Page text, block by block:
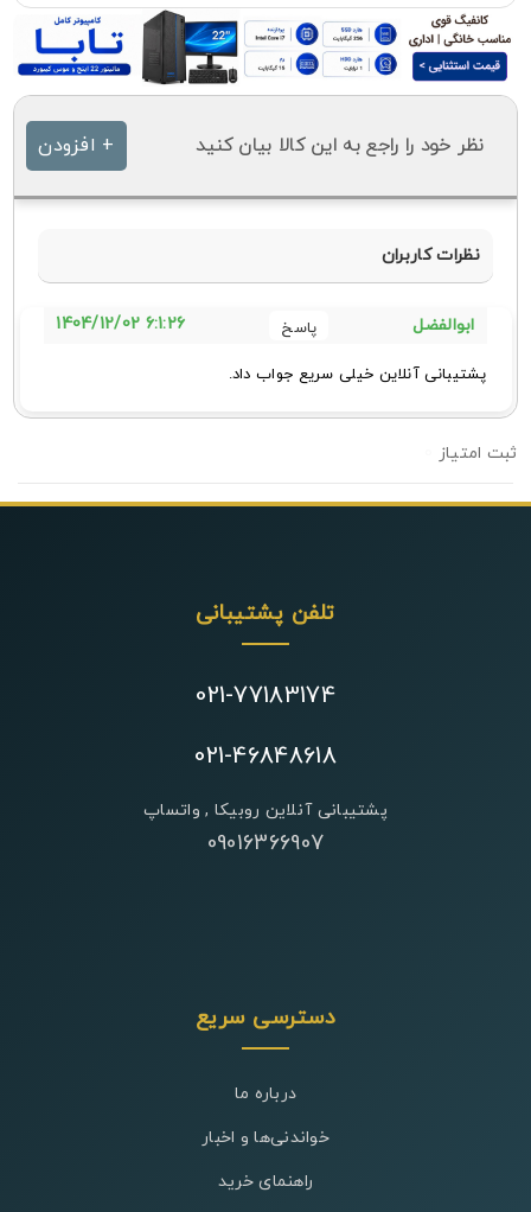
نظر خود را راجع به این کالا بیان کنید + افزودن
نظرات کاربران
ابوالفضل 6:1:26 1404/12/02
پشتیبانی آنلاین خیلی سریع جواب داد.
تلفن پشتیبانی
021-77183174
021-46848618
پشتیبانی آنلاین روبیکا , واتساپ
09016366907
دسترسی سریع
درباره ما
خواندنی‌ها و اخبار
راهنمای خرید